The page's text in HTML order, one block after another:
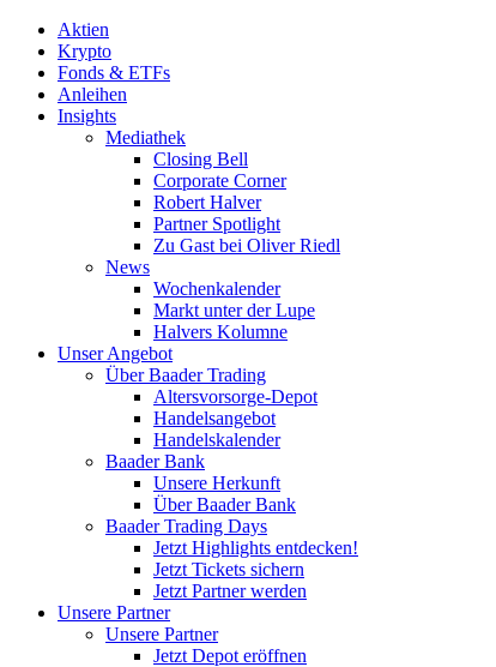
Aktien
Krypto
Fonds & ETFs
Anleihen
Insights
Mediathek
Closing Bell
Corporate Corner
Robert Halver
Partner Spotlight
Zu Gast bei Oliver Riedl
News
Wochenkalender
Markt unter der Lupe
Halvers Kolumne
Unser Angebot
Über Baader Trading
Altersvorsorge-Depot
Handelsangebot
Handelskalender
Baader Bank
Unsere Herkunft
Über Baader Bank
Baader Trading Days
Jetzt Highlights entdecken!
Jetzt Tickets sichern
Jetzt Partner werden
Unsere Partner
Unsere Partner
Jetzt Depot eröffnen